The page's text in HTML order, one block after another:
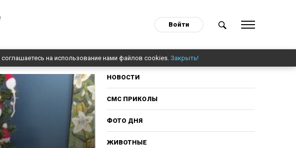
Войти
на использование нами файлов cookies. Закрыть!
НОВОСТИ
СМС ПРИКОЛЫ
ФОТО ДНЯ
ЖИВОТНЫЕ